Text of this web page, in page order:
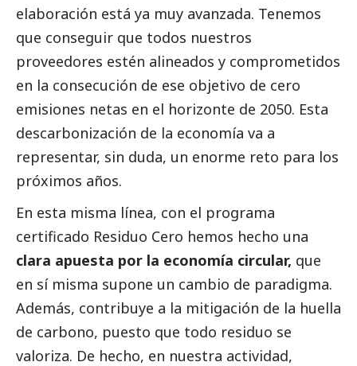
elaboración está ya muy avanzada. Tenemos
que conseguir que todos nuestros
proveedores estén alineados y comprometidos
en la consecución de ese objetivo de cero
emisiones netas en el horizonte de 2050. Esta
descarbonización de la economía va a
representar, sin duda, un enorme reto para los
próximos años.
En esta misma línea, con el programa
certificado Residuo Cero hemos hecho una
clara apuesta por la economía circular, que
en sí misma supone un cambio de paradigma.
Además, contribuye a la mitigación de la huella
de carbono, puesto que todo residuo se
valoriza. De hecho, en nuestra actividad,